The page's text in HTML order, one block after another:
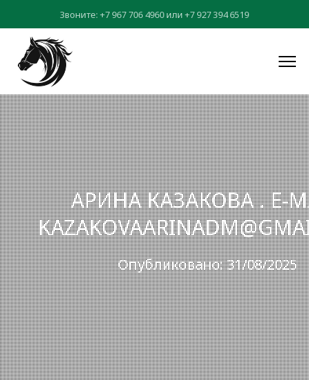
Звоните: +7 967 706 4960или +7 927 394 6519
АРИНА КАЗАКОВА . E-
Опубликовано: 31/08/2025